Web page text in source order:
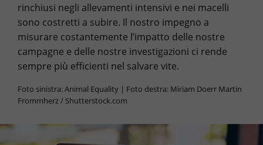
rinchiusi negli allevamenti intensivi e nei macelli
sono costretti a subire. Il nostro impegno a
misurare costantemente l’impatto delle nostre
campagne e delle nostre investigazioni ci rende
sempre più efficienti nel salvare vite.
Foto sinistra: Animal Equality | Foto destra: Miriam Doerr Martin
Frommherz / Shutterstock.com